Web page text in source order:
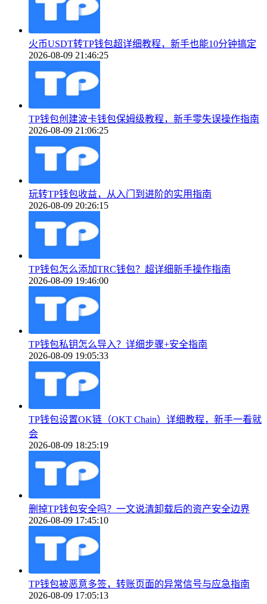
火币USDT转TP钱包超详细教程，新手也能10分钟搞定
2026-08-09 21:46:25
TP钱包创建波卡钱包保姆级教程，新手零失误操作指南
2026-08-09 21:06:25
玩转TP钱包收益，从入门到进阶的实用指南
2026-08-09 20:26:15
TP钱包怎么添加TRC钱包？超详细新手操作指南
2026-08-09 19:46:00
TP钱包私钥怎么导入？详细步骤+安全指南
2026-08-09 19:05:33
TP钱包设置OK链（OKT Chain）详细教程，新手一看就
会
2026-08-09 18:25:19
删掉TP钱包安全吗？一文说清卸载后的资产安全边界
2026-08-09 17:45:10
TP钱包被恶意多签，转账页面的异常信号与应急指南
2026-08-09 17:05:13